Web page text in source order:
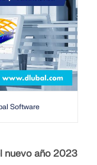
Software
nuevo año 2023